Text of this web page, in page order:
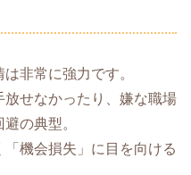
非常に強力です。
せなかったり、嫌な職場
の典型。
機会損失」に目を向ける